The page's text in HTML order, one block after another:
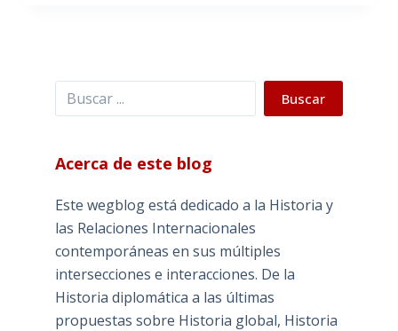
Buscar Buscar
Acerca de este blog
Este wegblog está dedicado a la Historia y
las Relaciones Internacionales
contemporáneas en sus múltiples
intersecciones e interacciones. De la
Historia diplomática a las últimas
propuestas sobre Historia global, Historia